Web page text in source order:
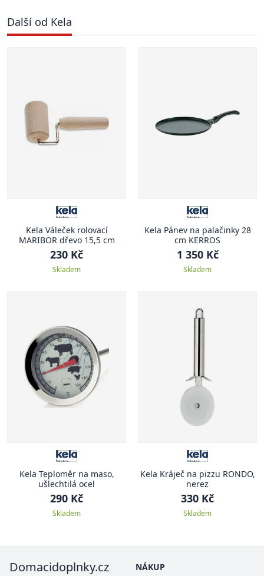
Další od Kela
Kela Váleček rolovací
MARIBOR dřevo 15,5 cm
230 Kč
Skladem
Kela Pánev na palačinky 28
cm KERROS
1 350 Kč
Skladem
Kela Teploměr na maso,
ušlechtilá ocel
290 Kč
Skladem
Kela Kráječ na pizzu RONDO,
nerez
330 Kč
Skladem
Domacidoplnky.cz
NÁKUP